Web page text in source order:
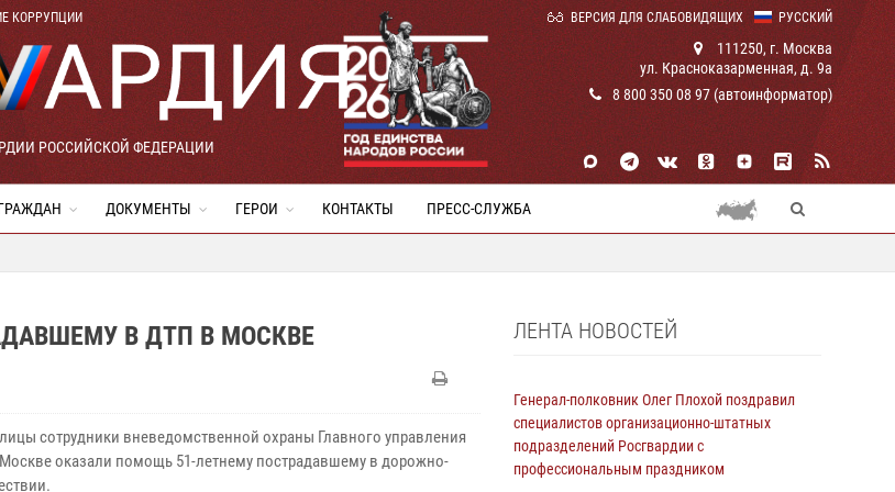
РУССКИЙ
КОРРУПЦИИ ВЕРСИЯ ДЛЯ СЛАБОВИДЯЩИХ
РОССИЙСКОЙ ФЕДЕРАЦИИ
111250, г. Москва
ул. Красноказарменная, д. 9а
8 800 350 08 97 (автоинформатор)
ДОКУМЕНТЫ ГЕРОИ КОНТАКТЫ ПРЕСС-СЛУЖБА
В ДТП В МОСКВЕ
сотрудники вневедомственной охраны Главного управления
оказали помощь 51-летнему пострадавшему в дорожно-
ЛЕНТА НОВОСТЕЙ
Генерал-полковник Олег Плохой поздравил
специалистов организационно-штатных
подразделений Росгвардии с
профессиональным праздником